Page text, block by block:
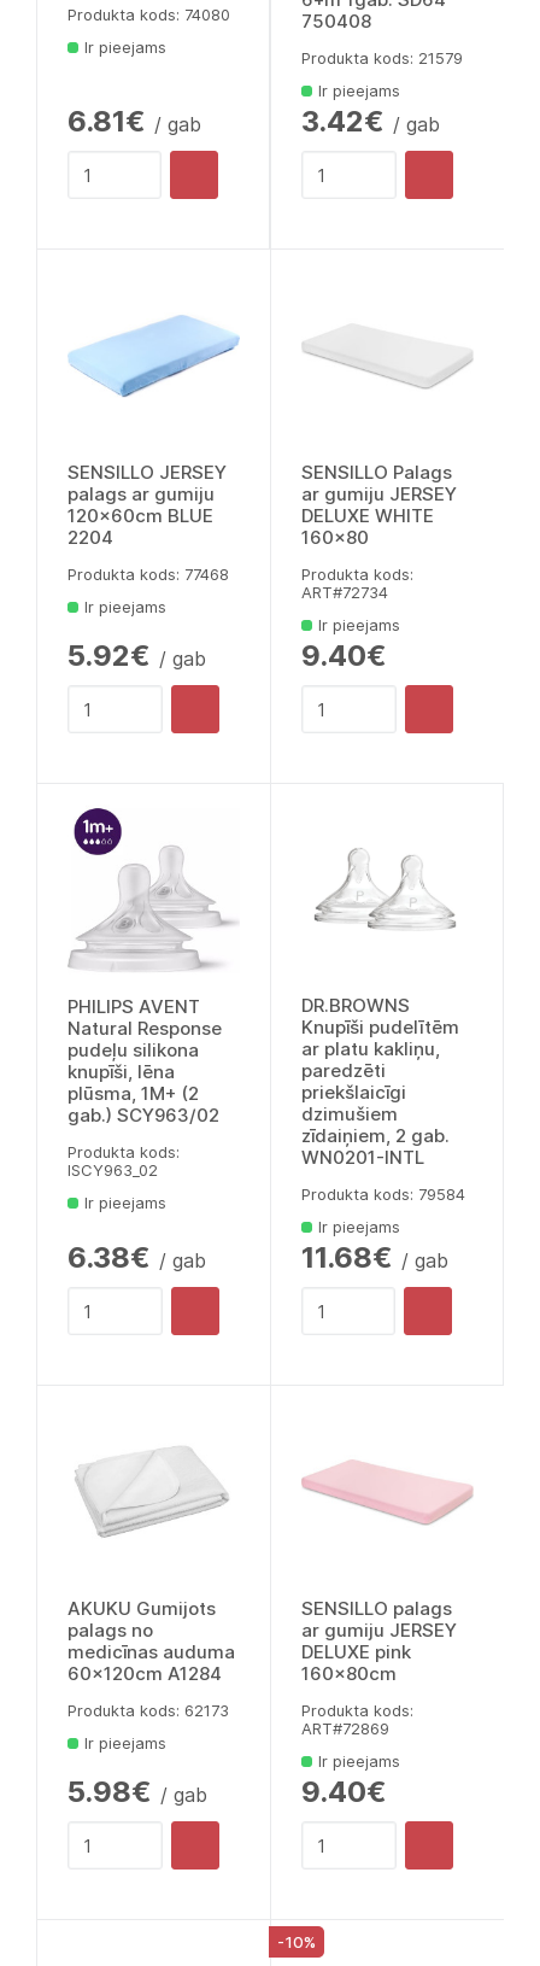
Produkta kods: 74080
Ir pieejams
6.81€ / gab
750408
Produkta kods: 21579
Ir pieejams
3.42€ / gab
SENSILLO JERSEY
palags ar gumiju
120x60cm BLUE
2204
Produkta kods: 77468
Ir pieejams
5.92€ / gab
SENSILLO Palags
ar gumiju JERSEY
DELUXE WHITE
160x80
Produkta kods:
ART#72734
Ir pieejams
9.40€
PHILIPS AVENT
Natural Response
pudeļu silikona
knupīši, lēna
plūsma, 1M+ (2
gab.) SCY963/02
Produkta kods:
lSCY963_02
Ir pieejams
6.38€ / gab
DR.BROWNS
Knupīši pudelītēm
ar platu kakliņu,
paredzēti
priekšlaicīgi
dzimušiem
zīdaiņiem, 2 gab.
WN0201-INTL
Produkta kods: 79584
Ir pieejams
11.68€ / gab
AKUKU Gumijots
palags no
medicīnas auduma
60x120cm A1284
Produkta kods: 62173
Ir pieejams
5.98€ / gab
SENSILLO palags
ar gumiju JERSEY
DELUXE pink
160x80cm
Produkta kods:
ART#72869
Ir pieejams
9.40€
-10%